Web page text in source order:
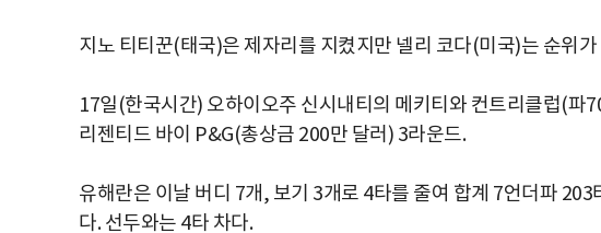
지노 티티꾼(태국)은 제자리를 지켰지만 넬리 코다(미국)는 순위가
17일(한국시간) 오하이오주 신시내티의 메키티와 컨트리클럽(파
리젠티드 바이 P&G(총상금 200만 달러) 3라운드.
유해란은 이날 버디 7개, 보기 3개로 4타를 줄여 합계 7언더파
다. 선두와는 4타 차다.